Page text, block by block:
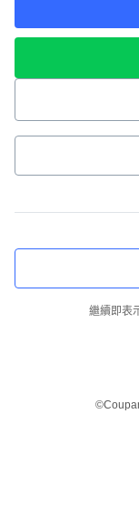
繼續即表